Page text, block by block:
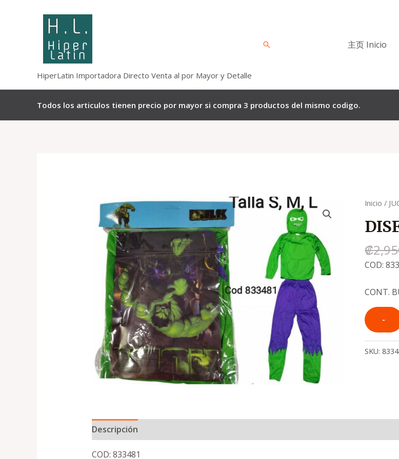
HiperLatin Importadora Directo Venta al por Mayor y Detalle
Buscar 主页 Inicio
Todos los articulos tienen precio por mayor si compra 3 productos del mismo codigo.
Inicio /
₡
COD:
CONT.
Quantity
SKU:
Descripción
COD: 833481